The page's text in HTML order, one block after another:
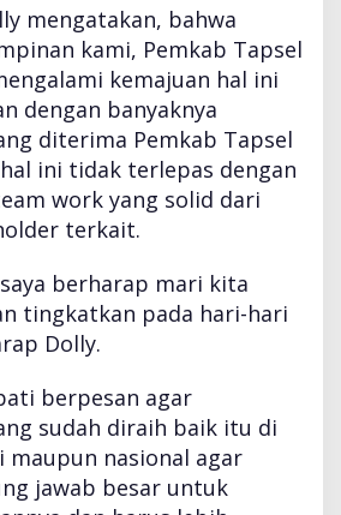
mengatakan, bahwa
kami, Pemkab Tapsel
kemajuan hal ini
dengan banyaknya
diterima Pemkab Tapsel
ini tidak terlepas dengan
work yang solid dari
terkait.
berharap mari kita
tingkatkan pada hari-hari
Dolly.
berpesan agar
sudah diraih baik itu di
nasional agar
jawab besar untuk